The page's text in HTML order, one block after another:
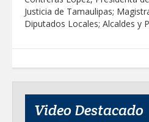
Tam
CAMPAÑA
Entregó
"Mamá
Justicia de Tamaulipas;
Diputados Locales; Alcaldes y
Video Destacado